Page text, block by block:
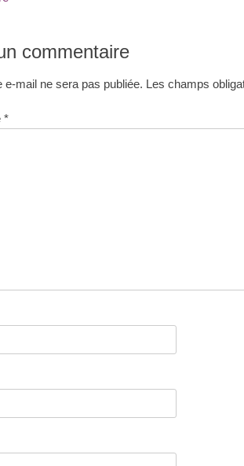
commentaire
e-mail ne sera pas publiée. Les champs
*